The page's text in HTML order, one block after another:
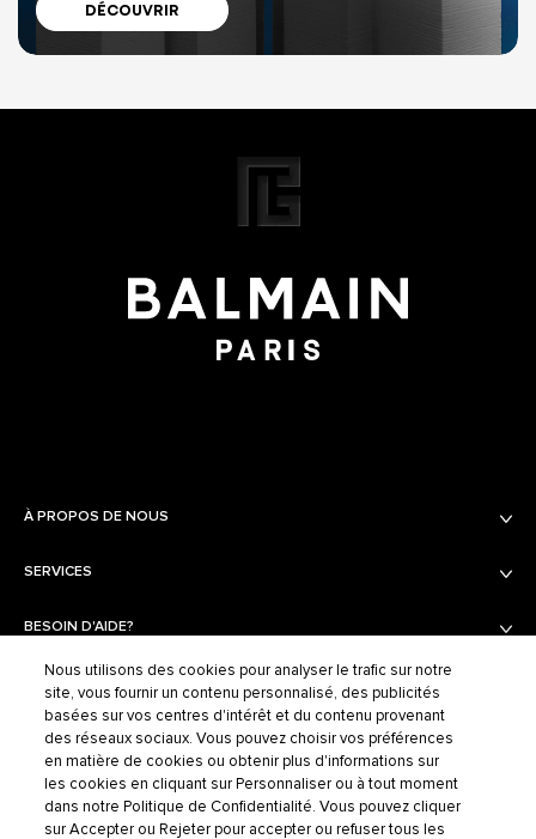
DÉCOUVRIR
À PROPOS DE NOUS
Balmain Beauty
SERVICES
Services
Boutiques
BESOIN D'AIDE?
Livraison & Retours
Contactez-nous
Contacter le fournisseur
FAQ
CONFIDENTIALITÉ ET CONDITIONS GÉNÉRALES
Politique de Confidentialité
Conditions Générales
Conditions Générales de Vente
Gérer les Cookies
MODE
Nous utilisons des cookies pour analyser le trafic sur notre
site, vous fournir un contenu personnalisé, des publicités
basées sur vos centres d'intérêt et du contenu provenant
des réseaux sociaux. Vous pouvez choisir vos préférences
en matière de cookies ou obtenir plus d'informations sur
les cookies en cliquant sur Personnaliser ou à tout moment
dans notre Politique de Confidentialité. Vous pouvez cliquer
sur Accepter ou Rejeter pour accepter ou refuser tous les